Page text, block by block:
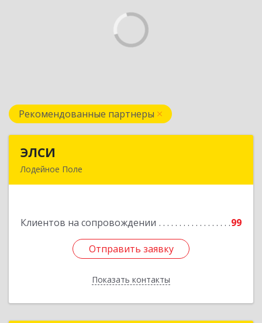
Рекомендованные партнеры
ЭЛСИ
Лодейное Поле
Клиентов на сопровождении 99
Отправить заявку
Показать контакты
Подробнее
Отправить заявку
Назад